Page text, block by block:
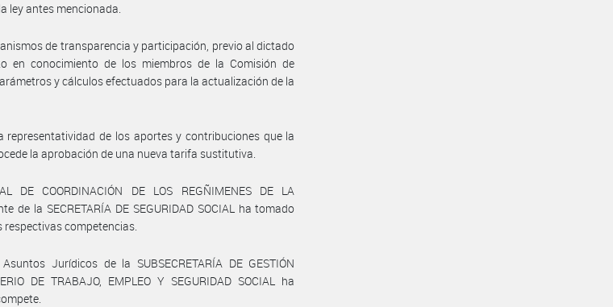
ley antes mencionada.
de transparencia y participación, previo al dictado
en conocimiento de los miembros de la Comisión de
y cálculos efectuados para la actualización de la
representatividad de los aportes y contribuciones que la
la aprobación de una nueva tarifa sustitutiva.
DE COORDINACIÓN DE LOS REGÑIMENES DE LA
de la SECRETARÍA DE SEGURIDAD SOCIAL ha tomado
respectivas competencias.
Jurídicos de la SUBSECRETARÍA DE GESTIÓN
DE TRABAJO, EMPLEO Y SEGURIDAD SOCIAL ha